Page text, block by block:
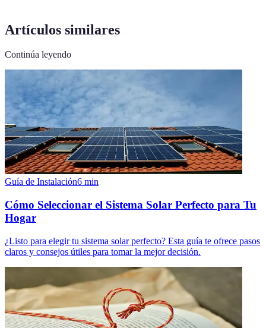
Artículos similares
Continúa leyendo
Guía de Instalación6 min
Cómo Seleccionar el Sistema Solar Perfecto para Tu
Hogar
¿Listo para elegir tu sistema solar perfecto? Esta guía te ofrece pasos
claros y consejos útiles para tomar la mejor decisión.